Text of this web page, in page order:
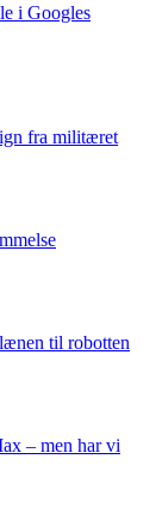
i Googles
fra militæret
til robotten
– men har vi